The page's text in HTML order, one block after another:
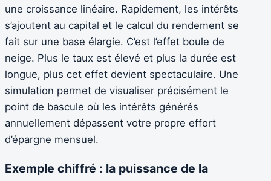
une croissance linéaire. Rapidement, les intérêts
s’ajoutent au capital et le calcul du rendement se
fait sur une base élargie. C’est l’effet boule de
neige. Plus le taux est élevé et plus la durée est
longue, plus cet effet devient spectaculaire. Une
simulation permet de visualiser précisément le
point de bascule où les intérêts générés
annuellement dépassent votre propre effort
d’épargne mensuel.
Exemple chiffré : la puissance de la